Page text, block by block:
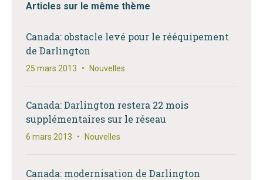
Articles sur le même thème
Canada: obstacle levé pour le rééquipement
de Darlington
25 mars 2013 • Nouvelles
Canada: Darlington restera 22 mois
supplémentaires sur le réseau
6 mars 2013 • Nouvelles
Canada: modernisation de Darlington